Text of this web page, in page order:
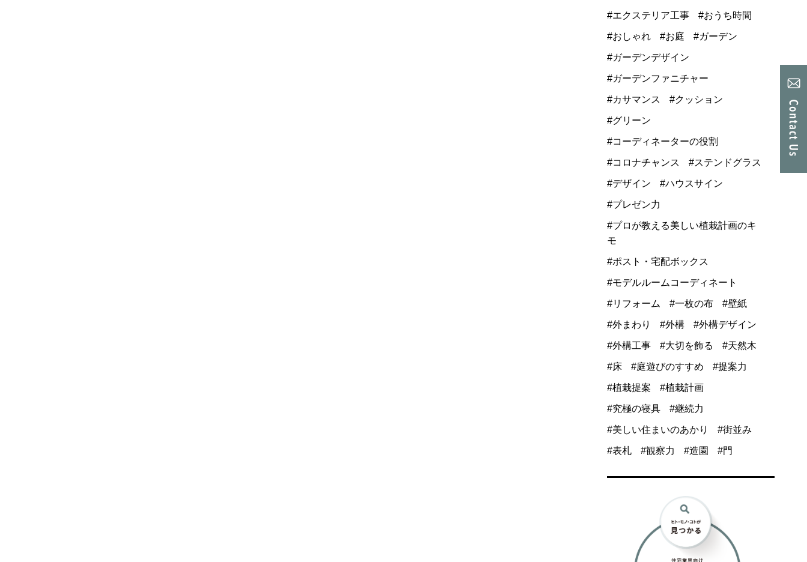
エクステリア工事 おうち時間
おしゃれ お庭 ガーデン
ガーデンデザイン
ガーデンファニチャー
カサマンス クッション
グリーン
コーディネーターの役割
コロナチャンス ステンドグラス
デザイン ハウスサイン
プレゼン力
プロが教える美しい植栽計画のキ
モ
ポスト・宅配ボックス
モデルルームコーディネート
リフォーム 一枚の布 壁紙
外まわり 外構 外構デザイン
外構工事 大切を飾る 天然木
床 庭遊びのすすめ 提案力
植栽提案 植栽計画
究極の寝具 継続力
美しい住まいのあかり 街並み
表札 観察力 造園 門